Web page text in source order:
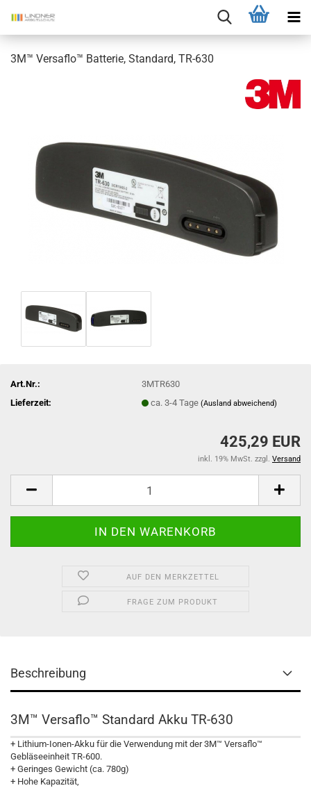
3M™ Versaflo™ Batterie, Standard, TR-630
Art.Nr.:
3MTR630
Lieferzeit:
ca. 3-4 Tage(Ausland abweichend)
425,29 EUR
inkl. 19% MwSt. zzgl. Versand
AUF DEN MERKZETTEL
FRAGE ZUM PRODUKT
Beschreibung
3M™ Versaflo™ Standard Akku TR-630
+ Lithium-Ionen-Akku für die Verwendung mit der 3M™ Versaflo™
Gebläseeinheit TR-600.
+ Geringes Gewicht (ca. 780g)
+ Hohe Kapazität,